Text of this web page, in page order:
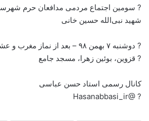
? سومین اجتماع مردمی مدافعان حرم
شهید نبی‌الله حسین خانی
? دوشنبه ۷ بهمن ۹۸ – بعد از نماز مغرب و عشاء
? قزوین، بوئین زهرا، مسجد جامع
کانال رسمی استاد حسن عباسی
? @Hasanabbasi_ir